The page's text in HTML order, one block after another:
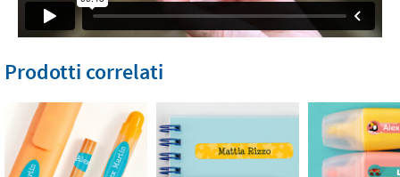
Prodotti correlati